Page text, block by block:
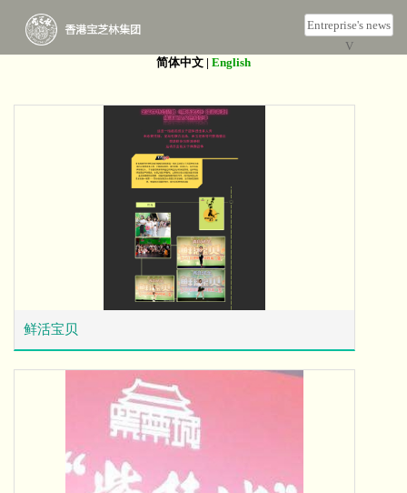
鲜活宝贝
Entreprise's news
V
简体中文 | English